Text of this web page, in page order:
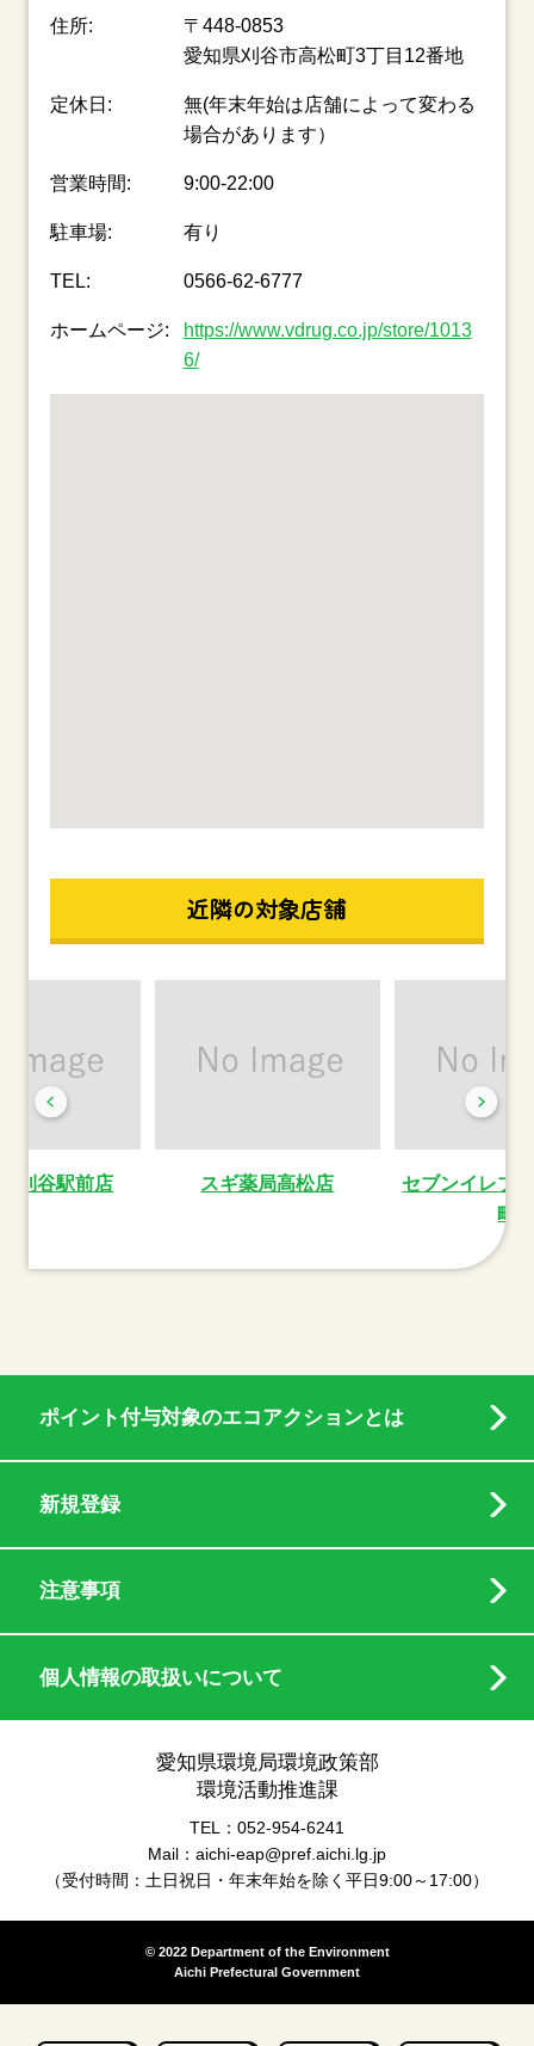
住所:
〒448-0853
愛知県刈谷市高松町3丁目12番地
定休日:
無(年末年始は店舗によって変わる
場合があります）
営業時間: 9:00-22:00
駐車場: 有り
TEL: 0566-62-6777
ホームページ:
https://www.vdrug.co.jp/store/1013
6/
近隣の対象店舗
刈谷駅前店 スギ薬局高松店
セブンイレブ
町
ポイント付与対象のエコアクションとは
新規登録
注意事項
個人情報の取扱いについて
愛知県環境局環境政策部
環境活動推進課
TEL：052-954-6241
Mail：aichi-eap@pref.aichi.lg.jp
（受付時間：土日祝日・年末年始を除く平日9:00～17:00）
© 2022 Department of the Environment
Aichi Prefectural Government